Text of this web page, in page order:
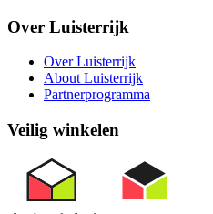
Over Luisterrijk
Over Luisterrijk
About Luisterrijk
Partnerprogramma
Veilig winkelen